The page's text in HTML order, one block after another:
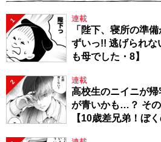
1 連載
「陛下、寝所の準
ずいっ!! 逃げられ
も母でした・8】
2 連載
高校生のニイニが
が青いかも…？ そ
【10歳差兄弟！ぼ